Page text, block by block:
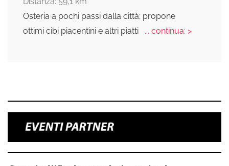
Osteria a pochi passi dalla città; propone
ottimi cibi piacentini e altri piatti
... continua: >